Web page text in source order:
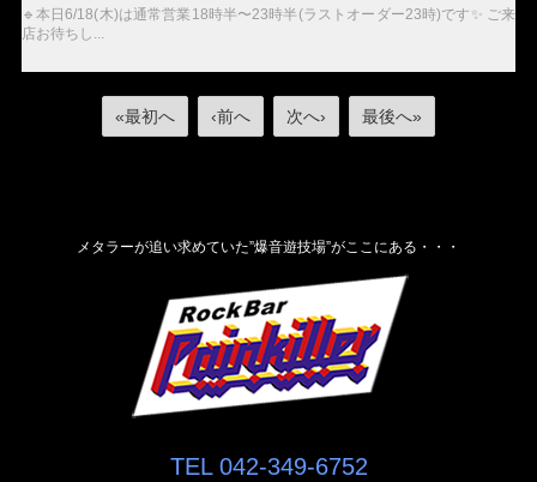
🔹本日6/18(木)は通常営業18時半〜23時半(ラストオーダー23時)です✨ ご来
店お待ちし...
«最初へ ‹前へ 次へ› 最後へ»
メタラーが追い求めていた”爆音遊技場”がここにある・・・
TEL 042-349-6752